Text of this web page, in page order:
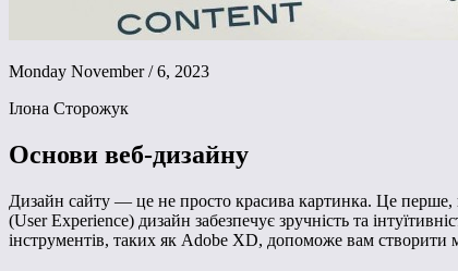
Monday November / 6, 2023
Ілона Сторожук
Основи веб-дизайну
Дизайн сайту — це не просто красива картинка. Це перше,
(User Experience) дизайн забезпечує зручність та
інструментів, таких як Adobe XD, допоможе вам створити